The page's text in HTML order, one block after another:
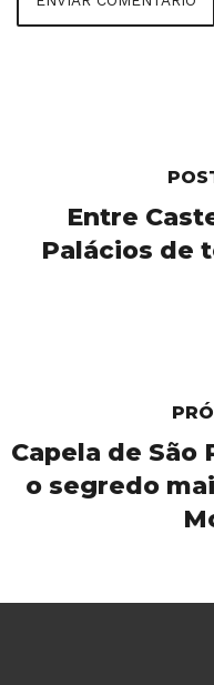
Entre
Palácios de
Capela de São
o segredo